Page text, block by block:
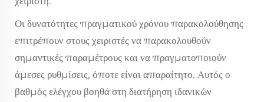
Οι δυνατότητες πραγματικού χρόνου παρακολούθησης
επιτρέπουν στους χειριστές να παρακολουθούν
σημαντικές παραμέτρους και να πραγματοποιούν
άμεσες ρυθμίσεις, όποτε είναι απαραίτητο. Αυτός ο
βαθμός ελέγχου βοηθά στη διατήρηση ιδανικών